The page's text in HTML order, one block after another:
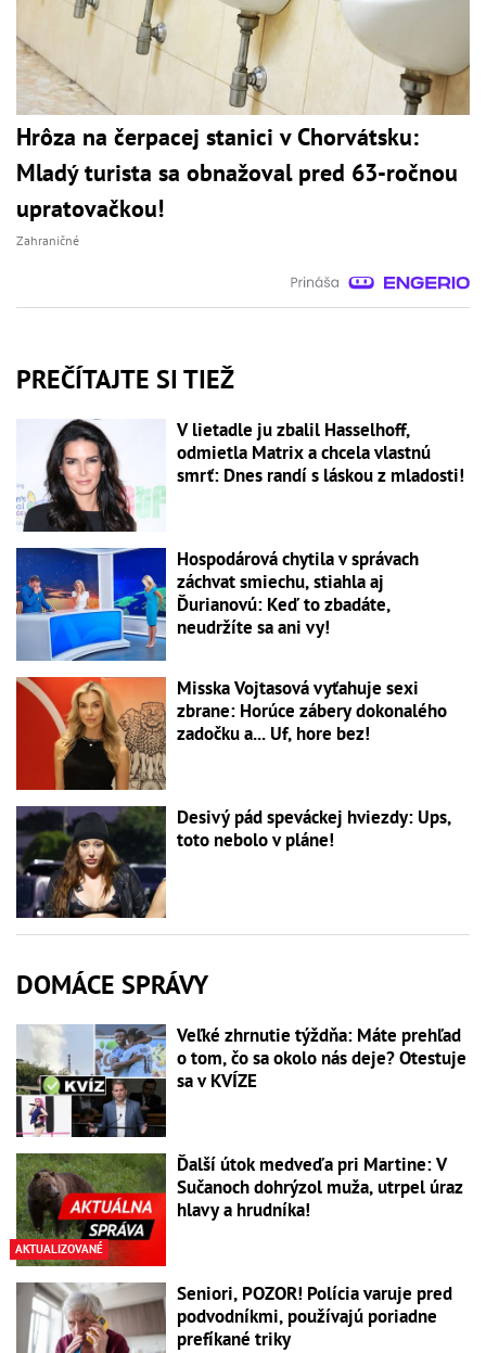
Hrôza na čerpacej stanici v Chorvátsku:
Mladý turista sa obnažoval pred 63-ročnou
upratovačkou!
Zahraničné
PREČÍTAJTE SI TIEŽ
V lietadle ju zbalil Hasselhoff,
odmietla Matrix a chcela vlastnú
smrť: Dnes randí s láskou z mladosti!
Hospodárová chytila v správach
záchvat smiechu, stiahla aj
Ďurianovú: Keď to zbadáte,
neudržíte sa ani vy!
Misska Vojtasová vyťahuje sexi
zbrane: Horúce zábery dokonalého
zadočku a... Uf, hore bez!
Desivý pád speváckej hviezdy: Ups,
toto nebolo v pláne!
DOMÁCE SPRÁVY
Veľké zhrnutie týždňa: Máte prehľad
o tom, čo sa okolo nás deje? Otestuje
sa v KVÍZE
AKTUALIZOVANÉ
Ďalší útok medveďa pri Martine: V
Sučanoch dohrýzol muža, utrpel úraz
hlavy a hrudníka!
Seniori, POZOR! Polícia varuje pred
podvodníkmi, používajú poriadne
prefíkané triky